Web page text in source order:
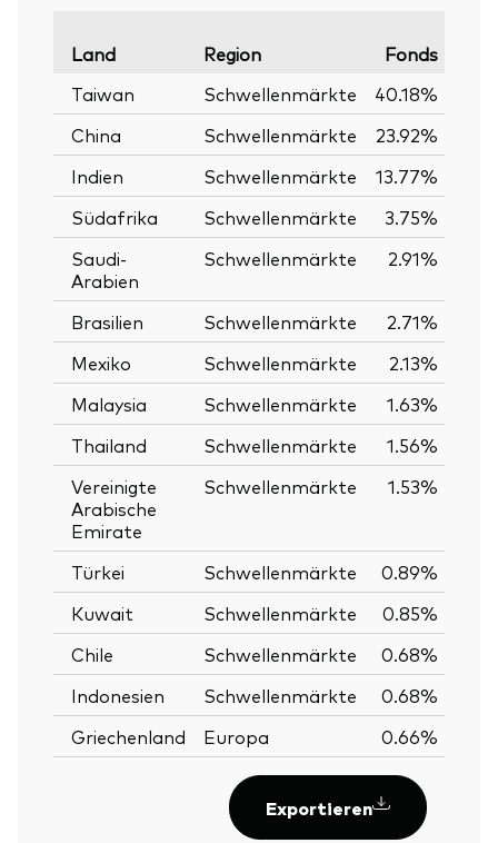
Land Region Fonds
Taiwan
Schwellenmärkte
40.18%
China
Schwellenmärkte
23.92%
Indien
Schwellenmärkte
13.77%
Südafrika
Schwellenmärkte
3.75%
Saudi-
Arabien
Schwellenmärkte 2.91%
Brasilien Schwellenmärkte
2.71%
Mexiko
Schwellenmärkte
2.13%
Malaysia
Schwellenmärkte
1.63%
Thailand
Schwellenmärkte
1.56%
Vereinigte
Arabische
Emirate
Schwellenmärkte 1.53%
Türkei Schwellenmärkte
0.89%
Kuwait
Schwellenmärkte
0.85%
Chile
Schwellenmärkte
0.68%
Indonesien
Schwellenmärkte
0.68%
Griechenland
Europa 0.66%
Exportieren